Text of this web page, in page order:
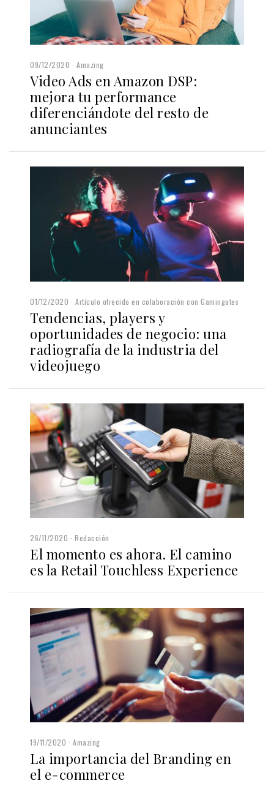
09/12/2020 Amazing
Video Ads en Amazon DSP:
mejora tu performance
diferenciándote del resto de
anunciantes
01/12/2020 Artículo ofrecido en colaboración con Gamingates
Tendencias, players y
oportunidades de negocio: una
radiografía de la industria del
videojuego
26/11/2020 Redacción
El momento es ahora. El camino
es la Retail Touchless Experience
19/11/2020 Amazing
La importancia del Branding en
el e-commerce